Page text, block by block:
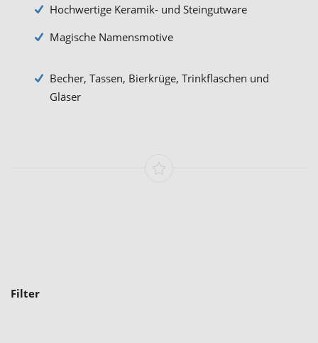
Hochwertige Keramik- und Steingutware
Magische Namensmotive
Becher, Tassen, Bierkrüge, Trinkflaschen und
Gläser
Filter